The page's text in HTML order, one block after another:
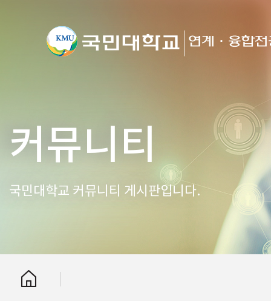
커뮤니티
국민대학교 커뮤니티 게시판입니다.